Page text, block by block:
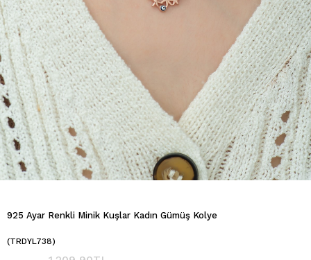
925 Ayar Renkli Minik Kuşlar Kadın Gümüş Kolye
(TRDYL738)